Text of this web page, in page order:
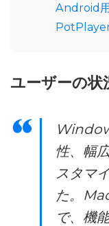
Android
PotPlayer
ユーザーの状
性、幅
スタマ
た。
で、機